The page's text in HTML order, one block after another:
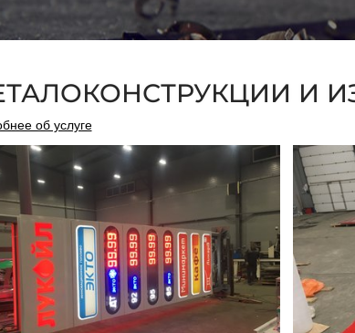
И
об услуге